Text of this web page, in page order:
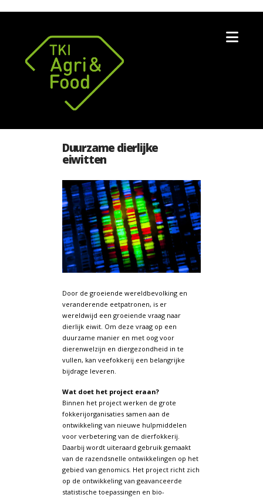
Duurzame dierlijke
eiwitten
Door de groeiende wereldbevolking en
veranderende eetpatronen, is er
wereldwijd een groeiende vraag naar
dierlijk eiwit. Om deze vraag op een
duurzame manier en met oog voor
dierenwelzijn en diergezondheid in te
vullen, kan veefokkerij een belangrijke
bijdrage leveren.
Wat doet het project eraan?
Binnen het project werken de grote
fokkerijorganisaties samen aan de
ontwikkeling van nieuwe hulpmiddelen
voor verbetering van de dierfokkerij.
Daarbij wordt uiteraard gebruik gemaakt
van de razendsnelle ontwikkelingen op het
gebied van genomics. Het project richt zich
op de ontwikkeling van geavanceerde
statistische toepassingen en bio-